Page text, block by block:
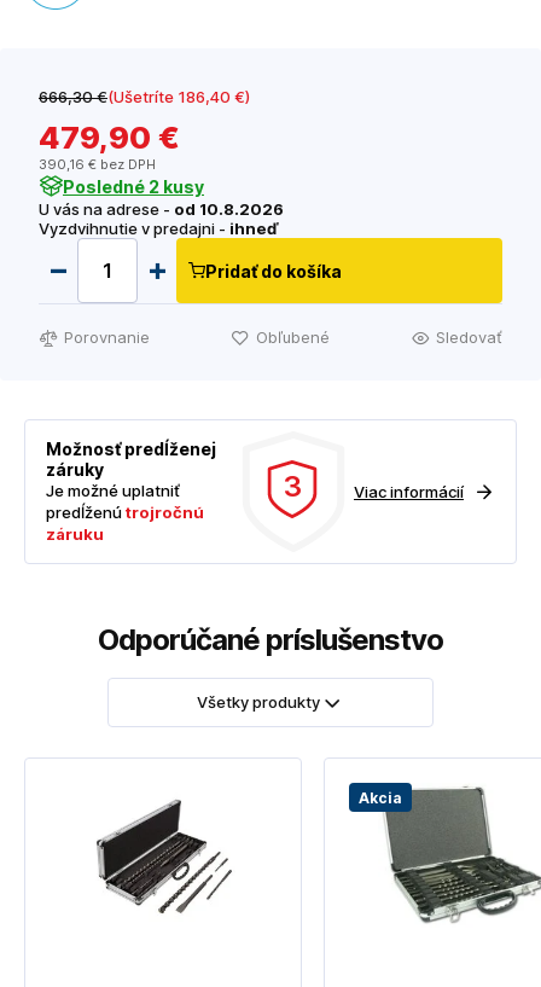
666,30 €(Ušetríte 186,40 €)
479,90 €
390,16 € bez DPH
Posledné 2 kusy
U vás na adrese - od 10.8.2026
Vyzdvihnutie v predajni - ihneď
Pridať do košíka
Porovnanie Obľubené Sledovať
Možnosť predĺženej
záruky
Je možné uplatniť
predĺženútrojročnú
záruku
3 Viac informácií
Odporúčané príslušenstvo
Všetky produkty
Akcia